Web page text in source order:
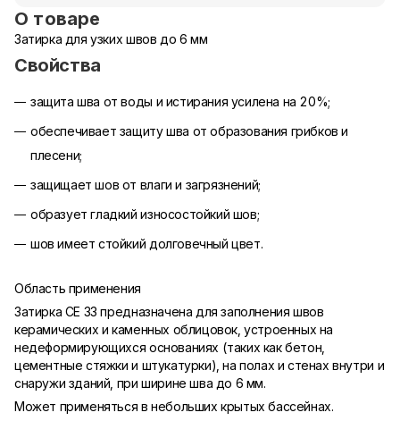
О товаре
Затирка для узких швов до 6 мм
Свойства
защита шва от воды и истирания усилена на 20%;
обеспечивает защиту шва от образования грибков и
плесени;
защищает шов от влаги и загрязнений;
образует гладкий износостойкий шов;
шов имеет стойкий долговечный цвет.
Область применения
Затирка CE 33 предназначена для заполнения швов
керамических и каменных облицовок, устроенных на
недеформирующихся основаниях (таких как бетон,
цементные стяжки и штукатурки), на полах и стенах внутри и
снаружи зданий, при ширине шва до 6 мм.
Может применяться в небольших крытых бассейнах.